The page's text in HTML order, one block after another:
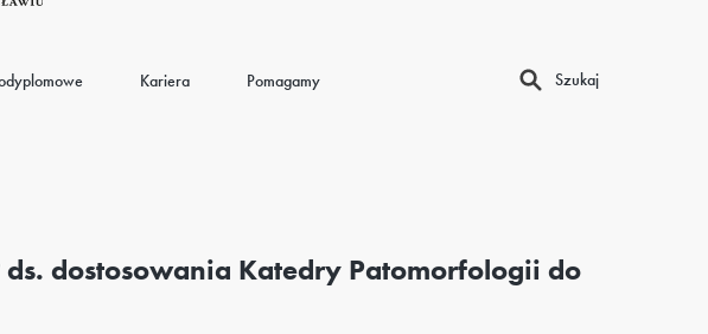
Kariera Pomagamy Szukaj
dostosowania Katedry Patomorfologii do